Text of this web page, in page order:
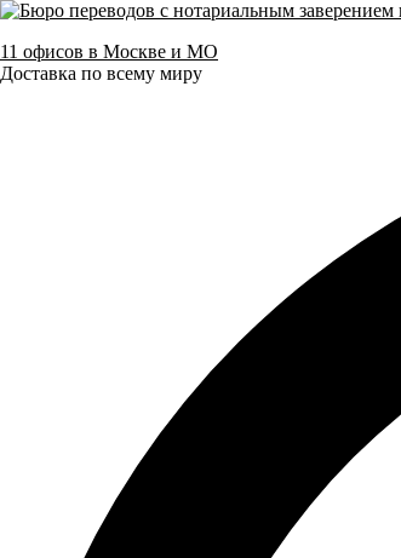
11 офисов в Москве и МО
Доставка по всему миру